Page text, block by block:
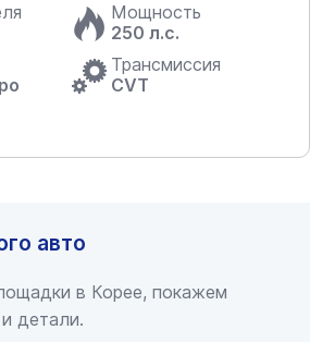
Мощность
250 л.с.
Трансмиссия
CVT
авто
в Корее, покажем
детали.